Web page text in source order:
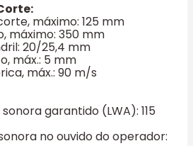
máximo: 125 mm
máximo: 350 mm
20/25,4 mm
máx.: 5 mm
máx.: 90 m/s
garantido (LWA): 115
no ouvido do operador: